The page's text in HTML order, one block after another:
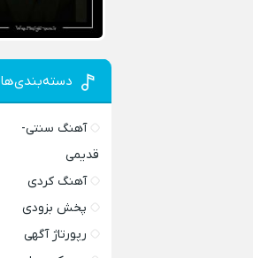
دسته‌بندی‌ها
آهنگ سنتی-
قدیمی
آهنگ کردی
پخش بزودی
رپورتاژ آگهی